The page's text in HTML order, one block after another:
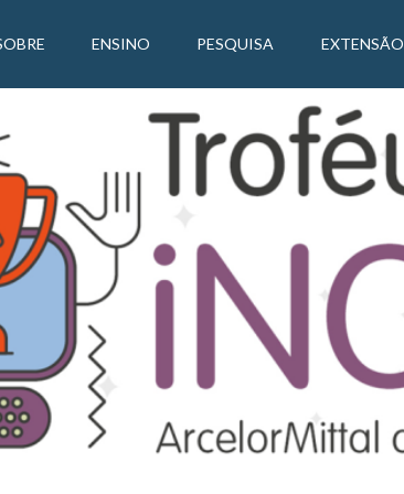
ENSINO PESQUISA EXTENSÃO